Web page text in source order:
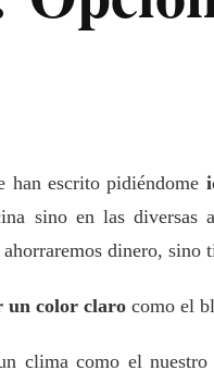
han escrito pidiéndome
sino en las diversas
dinero, sino
un color claro como el
clima como el nuestro